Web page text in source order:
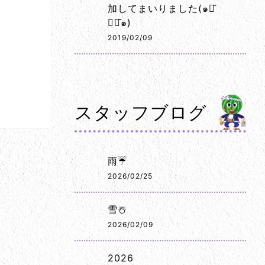
加してまいりました(๑･̑
◡･̑๑)
2019/02/09
スタッフブログ
雨☔
2026/02/25
雪☃️
2026/02/09
2026